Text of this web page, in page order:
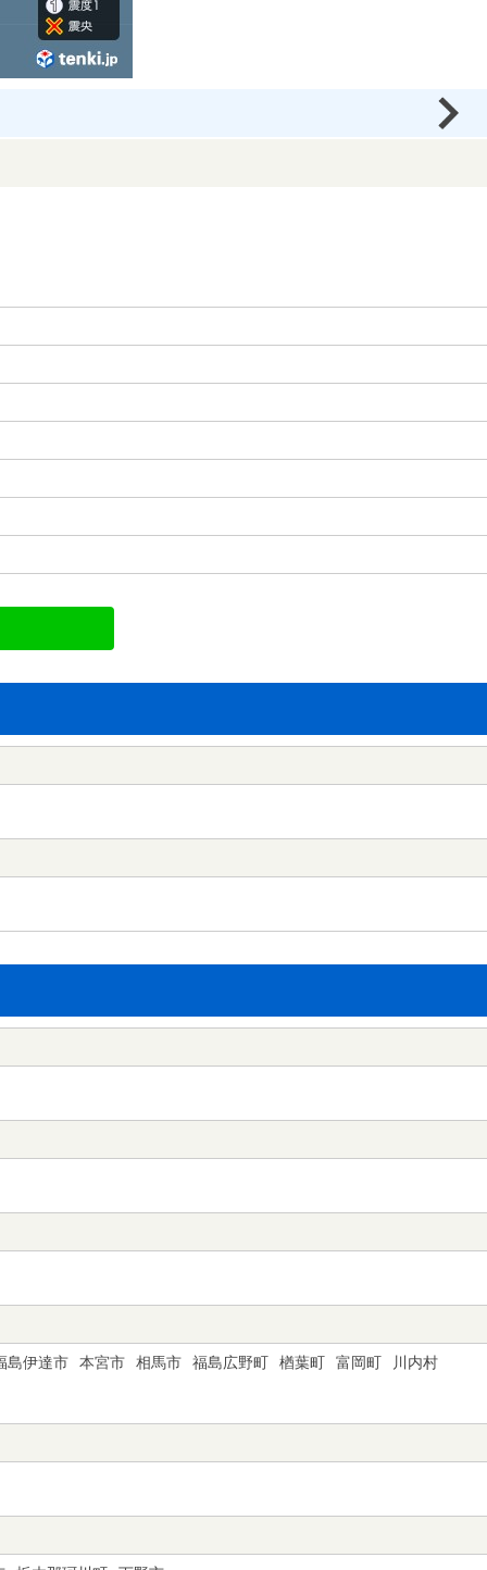
島伊達市 本宮市 相馬市 福島広野町 楢葉町 富岡町
川内村